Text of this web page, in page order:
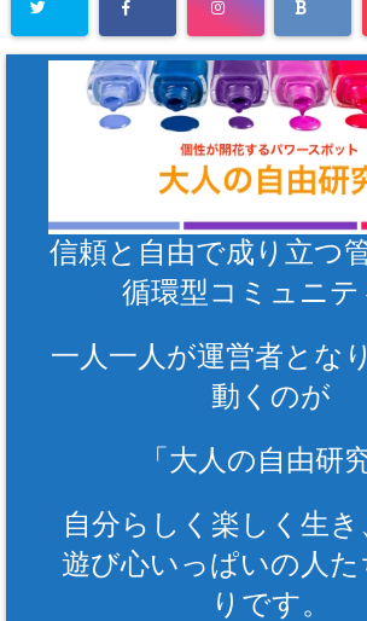
信頼と自由で成り立つ
循環型コミュニテ
一人一人が運営者とな
動くのが
「大人の自由研究
自分らしく楽しく生き
遊び心いっぱいの人た
りです。